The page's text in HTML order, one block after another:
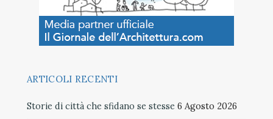
ARTICOLI RECENTI
Storie di città che sfidano se stesse 6 Agosto 2026